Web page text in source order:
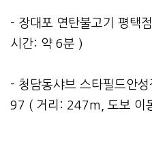
- 장대포 연탄불고기 평택
시간: 약 6분 )
- 청담동샤브 스타필드안
97 ( 거리: 247m, 도보 이